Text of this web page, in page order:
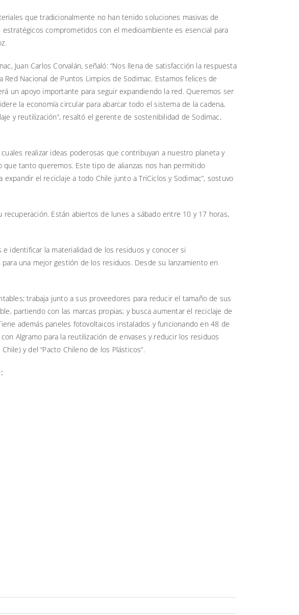
que tradicionalmente no han tenido soluciones masivas de
comprometidos con el medioambiente es esencial para
Juan Carlos Corvalán, señaló: “Nos llena de satisfacción la respuesta
Nacional de Puntos Limpios de Sodimac. Estamos felices de
un apoyo importante para seguir expandiendo la red. Queremos ser
la economía circular para abarcar todo el sistema de la cadena,
y reutilización”, resaltó el gerente de sostenibilidad de Sodimac,
realizar ideas poderosas que contribuyan a nuestro planeta y
tanto queremos. Este tipo de alianzas nos han permitido
el reciclaje a todo Chile junto a TriCiclos y Sodimac”, sostuvo
Están abiertos de lunes a sábado entre 10 y 17 horas,
identificar la materialidad de los residuos y conocer si
una mejor gestión de los residuos. Desde su lanzamiento en
trabaja junto a sus proveedores para reducir el tamaño de sus
partiendo con las marcas propias; y busca aumentar el reciclaje de
además paneles fotovoltaicos instalados y funcionando en 48 de
Algramo para la reutilización de envases y reducir los residuos
y del “Pacto Chileno de los Plásticos”.